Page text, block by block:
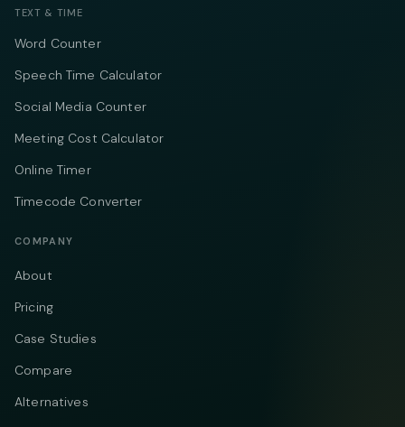
TEXT & TIME
Word Counter
Speech Time Calculator
Social Media Counter
Meeting Cost Calculator
Online Timer
Timecode Converter
COMPANY
About
Pricing
Case Studies
Compare
Alternatives